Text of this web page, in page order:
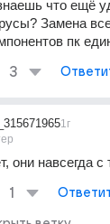
что ещё
Замена
пк
3
1г
они навсегда с
1